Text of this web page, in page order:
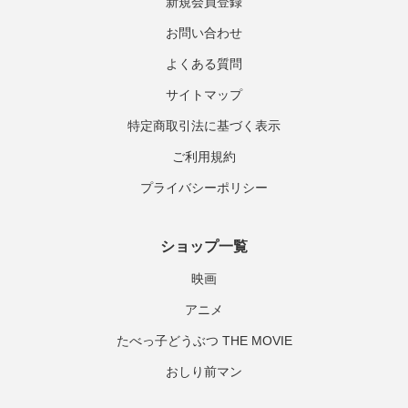
お問い合わせ
よくある質問
サイトマップ
特定商取引法に基づく表示
ご利用規約
プライバシーポリシー
ショップ一覧
映画
アニメ
たべっ子どうぶつ THE MOVIE
おしり前マン